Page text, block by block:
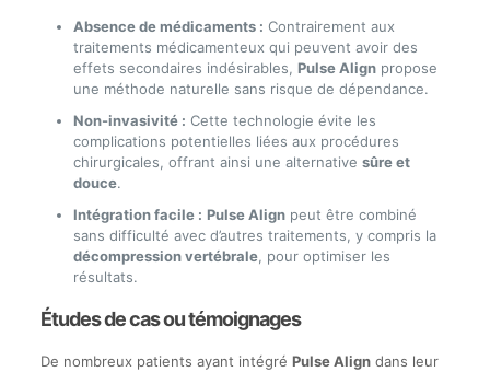
Absence de médicaments : Contrairement aux
traitements médicamenteux qui peuvent avoir des
effets secondaires indésirables, Pulse Alignpropose
une méthode naturelle sans risque de dépendance.
Non-invasivité : Cette technologie évite les
complications potentielles liées aux procédures
chirurgicales, offrant ainsi une alternative sûre et
douce.
Intégration facile : Pulse Alignpeut être combiné
sans difficulté avec d’autres traitements, y compris la
décompression vertébrale, pour optimiser les
résultats.
Études de cas ou témoignages
De nombreux patients ayant intégré Pulse Aligndans leur